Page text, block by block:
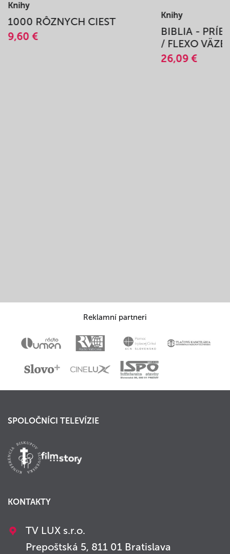
Knihy
1000 RÔZNYCH CIEST
9,60 €
Knihy
BIBLIA -
/ FLEXO
26,09 €
Reklamní partneri
SPOLOČNÍCI TELEVÍZIE
KONTAKTY
TV LUX s.r.o.
Prepoštská 5, 811 01 Bratislava